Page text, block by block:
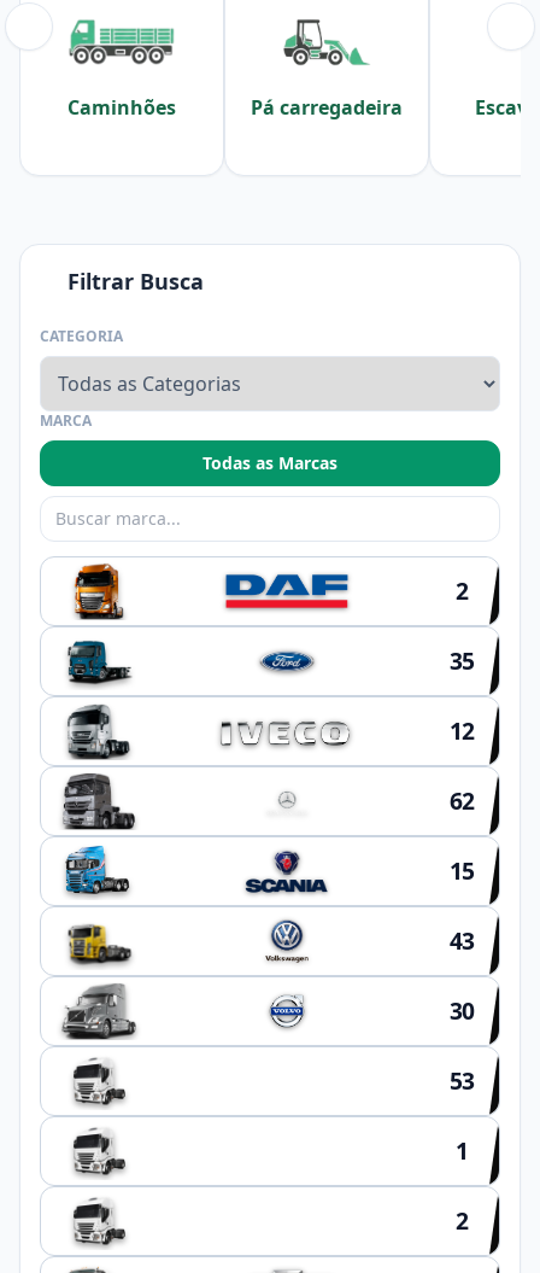
Caminhões Pá carregadeira
Filtrar Busca
CATEGORIA
MARCA
Todas as Marcas
2
35
12
62
15
43
30
53
1
2